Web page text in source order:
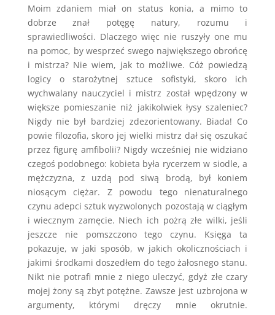
Moim zdaniem miał on status konia, a mimo to
dobrze znał potęgę natury, rozumu i
sprawiedliwości. Dlaczego więc nie ruszyły one mu
na pomoc, by wesprzeć swego największego obrońcę
i mistrza? Nie wiem, jak to możliwe. Cóż powiedzą
logicy o starożytnej sztuce sofistyki, skoro ich
wychwalany nauczyciel i mistrz został wpędzony w
większe pomieszanie niż jakikolwiek łysy szaleniec?
Nigdy nie był bardziej zdezorientowany. Biada! Co
powie filozofia, skoro jej wielki mistrz dał się oszukać
przez figurę amfibolii? Nigdy wcześniej nie widziano
czegoś podobnego: kobieta była rycerzem w siodle, a
mężczyzna, z uzdą pod siwą brodą, był koniem
niosącym ciężar. Z powodu tego nienaturalnego
czynu adepci sztuk wyzwolonych pozostają w ciągłym
i wiecznym zamęcie. Niech ich pożrą złe wilki, jeśli
jeszcze nie pomszczono tego czynu. Księga ta
pokazuje, w jaki sposób, w jakich okolicznościach i
jakimi środkami doszedłem do tego żałosnego stanu.
Nikt nie potrafi mnie z niego uleczyć, gdyż złe czary
mojej żony są zbyt potężne. Zawsze jest uzbrojona w
argumenty, którymi dręczy mnie okrutnie.